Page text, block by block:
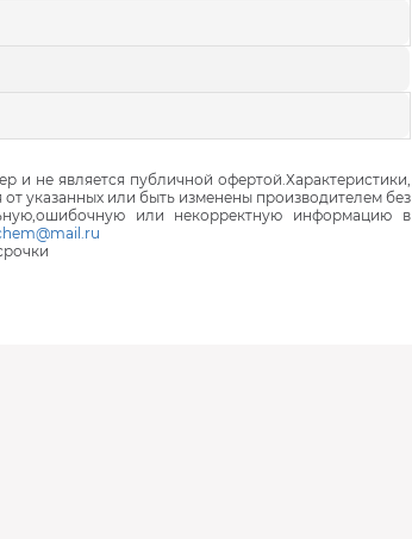
и не является публичной офертой.Характеристики,
указанных или быть изменены производителем без
или некорректную информацию в